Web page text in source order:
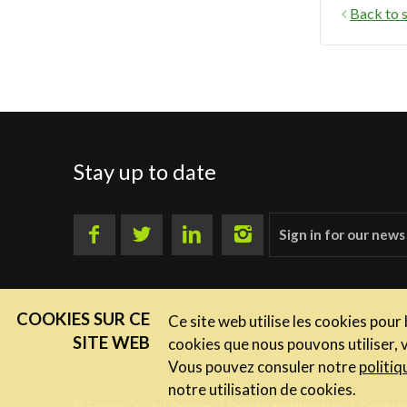
Back to
Stay up to date
Sign in for our
COOKIES SUR CE
SITE WEB
Ce site web utilise les cookies
cookies que nous pouvons utiliser,
Vous pouvez consuler notre
notre utilisation de cookies.